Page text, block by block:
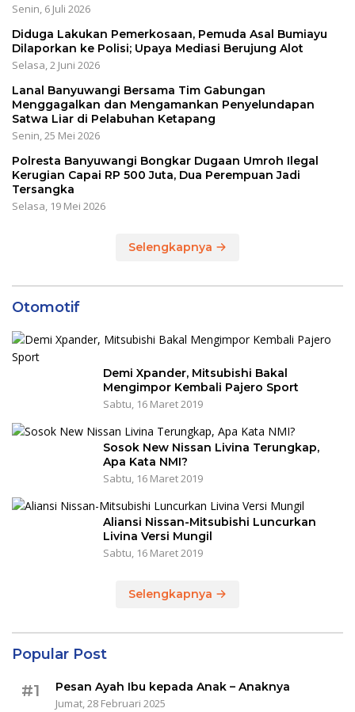
Senin, 6 Juli 2026
Diduga Lakukan Pemerkosaan, Pemuda Asal Bumiayu
Dilaporkan ke Polisi; Upaya Mediasi Berujung Alot
Selasa, 2 Juni 2026
Lanal Banyuwangi Bersama Tim Gabungan
Menggagalkan dan Mengamankan Penyelundapan
Satwa Liar di Pelabuhan Ketapang
Senin, 25 Mei 2026
Polresta Banyuwangi Bongkar Dugaan Umroh Ilegal
Kerugian Capai RP 500 Juta, Dua Perempuan Jadi
Tersangka
Selasa, 19 Mei 2026
Selengkapnya
Otomotif
Demi Xpander, Mitsubishi Bakal
Mengimpor Kembali Pajero Sport
Sabtu, 16 Maret 2019
Sosok New Nissan Livina Terungkap,
Apa Kata NMI?
Sabtu, 16 Maret 2019
Aliansi Nissan-Mitsubishi Luncurkan
Livina Versi Mungil
Sabtu, 16 Maret 2019
Selengkapnya
Popular Post
#1
Pesan Ayah Ibu kepada Anak – Anaknya
Jumat, 28 Februari 2025